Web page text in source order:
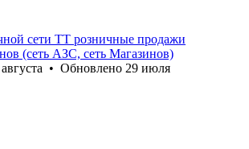
сети ТТ розничные продажи
(сеть АЗС, сеть Магазинов)
• Обновлено 29 июля